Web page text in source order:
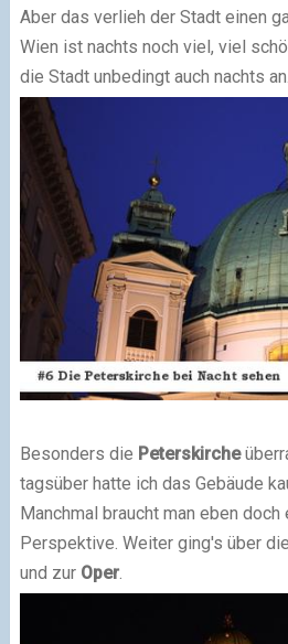
Aber das verlieh der Stadt einen
Wien ist nachts noch viel, viel
die Stadt unbedingt auch nachts an.
Besonders die Peterskirche
tagsüber hatte ich das Gebäude
Manchmal braucht man eben doch
Perspektive. Weiter ging's über die
und zur Oper.